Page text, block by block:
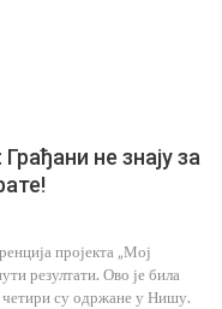
не знају за
пројекта „Мој
резултати. Ово је била
четири су одржане у Нишу.